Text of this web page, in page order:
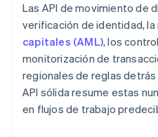
Las API de movimiento de
verificación de identidad, la
capitales (AML), los
monitorización de
regionales de reglas
API sólida resume estas
en flujos de trabajo